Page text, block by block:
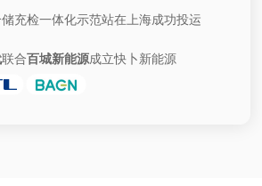
充检一体化示范站在上海成功投运
联合百城新能源成立快卜新能源